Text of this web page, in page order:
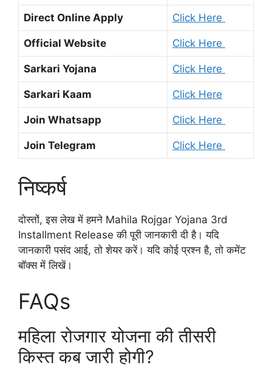
Direct Online Apply Click Here
Official Website Click Here
Sarkari Yojana Click Here
Sarkari Kaam Click Here
Join Whatsapp Click Here
Join Telegram Click Here
निष्कर्ष
दोस्तों, इस लेख में हमने Mahila Rojgar Yojana 3rd
Installment Release की पूरी जानकारी दी है। यदि
जानकारी पसंद आई, तो शेयर करें। यदि कोई प्रश्न है, तो कमेंट
बॉक्स में लिखें।
FAQs
महिला रोजगार योजना की तीसरी
किस्त कब जारी होगी?